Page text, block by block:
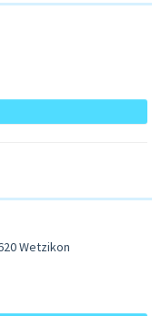
Wetzikon